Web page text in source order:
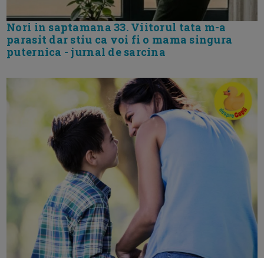
Nori in saptamana 33. Viitorul tata m-a
parasit dar stiu ca voi fi o mama singura
puternica - jurnal de sarcina